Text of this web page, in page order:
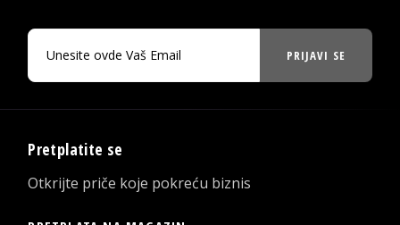
PRIJAVI SE
Pretplatite se
Otkrijte priče koje pokreću biznis